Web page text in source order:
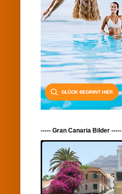
----- Gran Canaria Bilder -----